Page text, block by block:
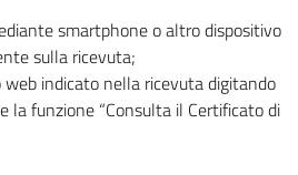
smartphone o altro dispositivo
sulla ricevuta;
web indicato nella ricevuta digitando
la funzione “Consulta il Certificato di